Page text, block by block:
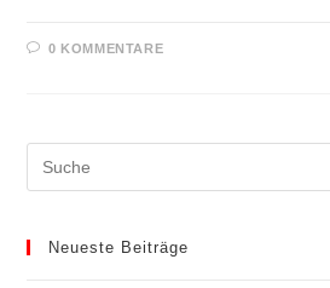
0 KOMMENTARE
Neueste Beiträge